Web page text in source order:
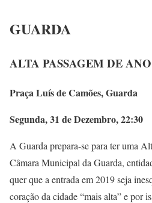
GUARDA
ALTA PASSAGEM DE ANO
Praça Luís de Camões, Guarda
Segunda, 31 de Dezembro, 22:30
A Guarda prepara-se para ter uma
Câmara Municipal da Guarda,
quer que a entrada em 2019 seja
coração da cidade “mais alta” e por